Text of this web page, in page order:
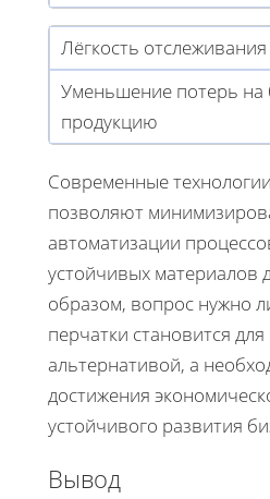
Лёгкость
Уменьшение потерь на
продукцию
Современные
позволяют
автоматизации
устойчивых материалов
образом, вопрос нужно
перчатки становится
альтернативой, а
достижения
устойчивого развития
Вывод